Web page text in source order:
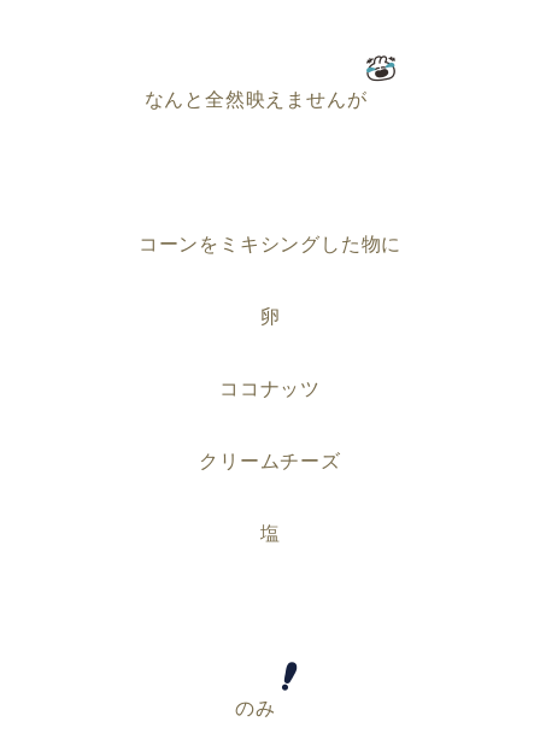
なんと全然映えませんが
コーンをミキシングした物に
卵
ココナッツ
クリームチーズ
塩
のみ